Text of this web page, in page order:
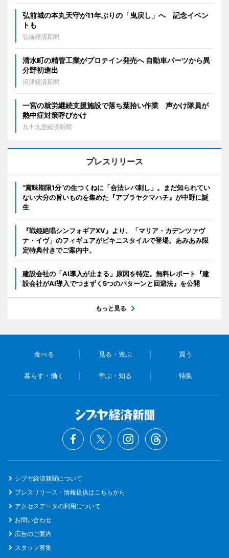
弘前城の本丸天守が11年ぶりの「曳戻し」へ 記念イベン
トも
弘前経済新聞
清水町の精管工業がプロテイン発売へ 自動車パーツから異
分野初進出
沼津経済新聞
一宮の就労継続支援施設で落ち葉拾い作業 声かけ隊員が
熱中症対策呼びかけ
九十九里経済新聞
プレスリリース
“賞味期限1分”の生つくねに「合法レバ刺し」。まだ知られてい
ない大分の旨いものを集めた『アブラヤクマハチ』が中野に誕
生
『戦姫絶唱シンフォギアXV』より、「マリア・カデンツァヴ
ナ・イヴ」のフィギュアがビキニスタイルで登場。あみあみ限
定特典付きでご案内中。
建設会社の「AI導入が止まる」原因を特定。無料レポート『建
設会社がAI導入でつまずく5つのパターンと回避法』を公開
もっと見る
食べる 見る・遊ぶ 買う
暮らす・働く 学ぶ・知る 特集
シブヤ経済新聞について
プレスリリース・情報提供はこちらから
アクセスデータの利用について
お問い合わせ
広告のご案内
スタッフ募集